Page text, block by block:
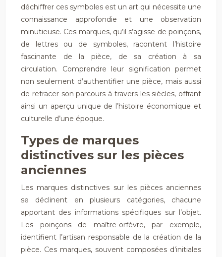
déchiffrer ces symboles est un art qui nécessite une
connaissance approfondie et une observation
minutieuse. Ces marques, qu’il s’agisse de poinçons,
de lettres ou de symboles, racontent l’histoire
fascinante de la pièce, de sa création à sa
circulation. Comprendre leur signification permet
non seulement d’authentifier une pièce, mais aussi
de retracer son parcours à travers les siècles, offrant
ainsi un aperçu unique de l’histoire économique et
culturelle d’une époque.
Types de marques
distinctives sur les pièces
anciennes
Les marques distinctives sur les pièces anciennes
se déclinent en plusieurs catégories, chacune
apportant des informations spécifiques sur l’objet.
Les poinçons de maître-orfèvre, par exemple,
identifient l’artisan responsable de la création de la
pièce. Ces marques, souvent composées d’initiales